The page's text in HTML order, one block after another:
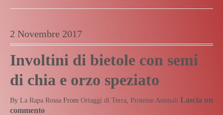
2 Novembre 2017
Involtini di bietole con semi
di chia e orzo speziato
By La Rapa Rossa From Ortaggi di Terra, Proteine Animali Lascia un
commento